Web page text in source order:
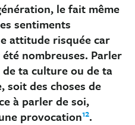
le fait même
sentiments
attitude risquée car
nombreuses. Parler
ta culture ou de ta
soit des choses de
à parler de soi,
provocation12.